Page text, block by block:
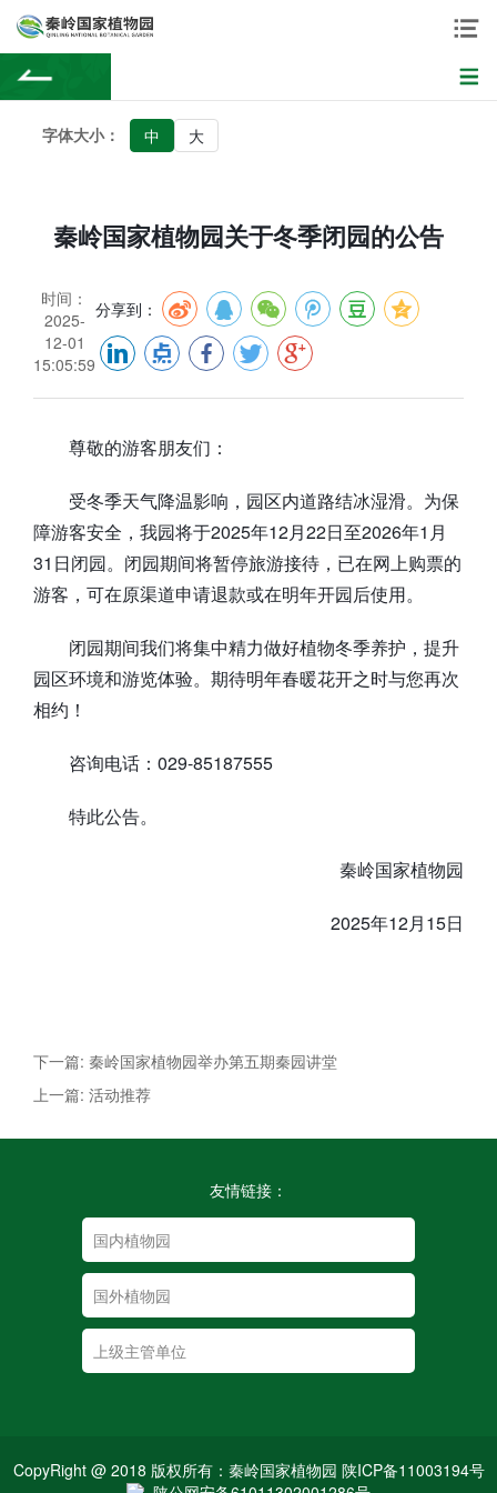
字体大小： 中 大
秦岭国家植物园关于冬季闭园的公告
时间：
2025-
12-01
15:05:59
分享到：
尊敬的游客朋友们：
受冬季天气降温影响，园区内道路结冰湿滑。为保
障游客安全，我园将于2025年12月22日至2026年1月
31日闭园。闭园期间将暂停旅游接待，已在网上购票的
游客，可在原渠道申请退款或在明年开园后使用。
闭园期间我们将集中精力做好植物冬季养护，提升
园区环境和游览体验。期待明年春暖花开之时与您再次
相约！
咨询电话：029-85187555
特此公告。
秦岭国家植物园
2025年12月15日
下一篇: 秦岭国家植物园举办第五期秦园讲堂
上一篇: 活动推荐
友情链接：
CopyRight @ 2018 版权所有：秦岭国家植物园 陕ICP备11003194号